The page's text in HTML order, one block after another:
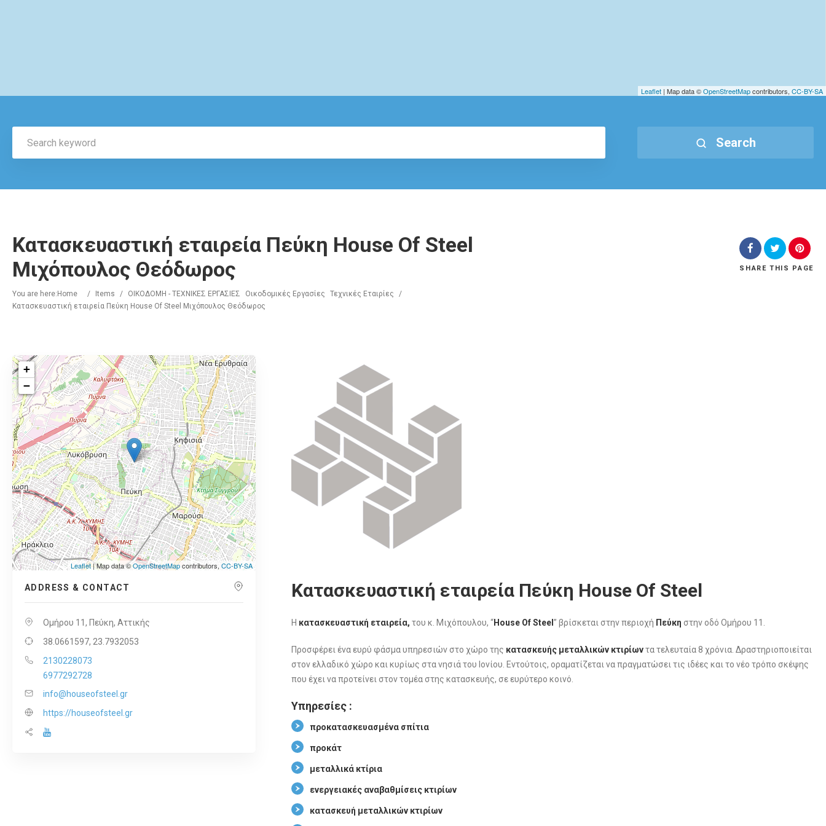
Leaflet | Map data ©OpenStreetMapcontributors, CC-BY-SA
Search
Κατασκευαστική εταιρεία Πεύκη House Of Steel
Μιχόπουλος Θεόδωρος
You are here: Home / Items / ΟΙΚΟΔΟΜΗ - ΤΕΧΝΙΚΕΣ ΕΡΓΑΣΙΕΣ Οικοδομικές Εργασίες Τεχνικές Εταιρίες
/
Κατασκευαστική εταιρεία Πεύκη House Of Steel Μιχόπουλος Θεόδωρος
SHARE THIS PAGE
+
−
Leaflet| Map data ©OpenStreetMapcontributors,CC-BY-SA
ADDRESS & CONTACT
Ομήρου 11, Πεύκη, Αττικής
38.0661597, 23.7932053
2130228073
6977292728
info@houseofsteel.gr
https://houseofsteel.gr
Κατασκευαστική εταιρεία Πεύκη House Of Steel
Η κατασκευαστική εταιρεία, του κ. Μιχόπουλου, “House Of Steel ” βρίσκεται στην περιοχή Πεύκη στην οδό Ομήρου 11.
Προσφέρει ένα ευρύ φάσμα υπηρεσιών στο χώρο της κατασκευής μεταλλικών κτιρίωντα τελευταία 8 χρόνια. Δραστηριοποιείται
στον ελλαδικό χώρο και κυρίως στα νησιά του Ιονίου. Εντούτοις, οραματίζεται να πραγματώσει τις ιδέες και το νέο τρόπο σκέψης
που έχει να προτείνει στον τομέα στης κατασκευής, σε ευρύτερο κοινό.
Υπηρεσίες :
προκατασκευασμένα σπίτια
προκάτ
μεταλλικά κτίρια
ενεργειακές αναβαθμίσεις κτιρίων
κατασκευή μεταλλικών κτιρίων